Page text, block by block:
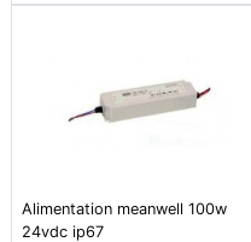
Alimentation meanwell 100w
24vdc ip67